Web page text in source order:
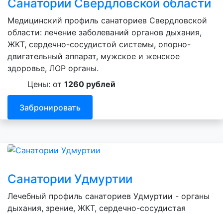
Санатории Свердловской области
Медицинский профиль санаториев Свердловской
области: лечение заболеваний органов дыхания,
ЖКТ, сердечно-сосудистой системы, опорно-
двигательный аппарат, мужское и женское
здоровье, ЛОР органы.
Цены: от 1260 рублей
Забронировать
Санатории Удмуртии
Лечебный профиль санаториев Удмуртии - органы
дыхания, зрение, ЖКТ, сердечно-сосудистая